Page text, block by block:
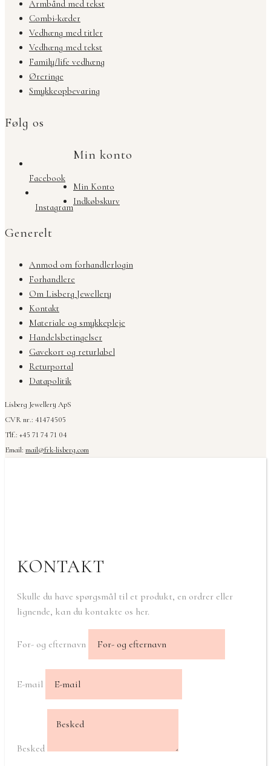
Armbånd med tekst
Combi-kæder
Vedhæng med titler
Vedhæng med tekst
Family/life vedhæng
Øreringe
Smykkeopbevaring
Følg os
Facebook
Instagram
Min konto
Min Konto
Indkøbskurv
Generelt
Anmod om forhandlerlogin
Forhandlere
Om Lisberg Jewellery
Kontakt
Materiale og smykkepleje
Handelsbetingelser
Gavekort og returlabel
Returportal
Datapolitik
Lisberg Jewellery ApS
CVR nr.: 41474505
Tlf.: +45 71 74 71 04
Email: mail@frk-lisberg.com
KONTAKT
Skulle du have spørgsmål til et produkt, en ordrer eller
lignende, kan du kontakte os her.
For- og efternavn
E-mail
Besked